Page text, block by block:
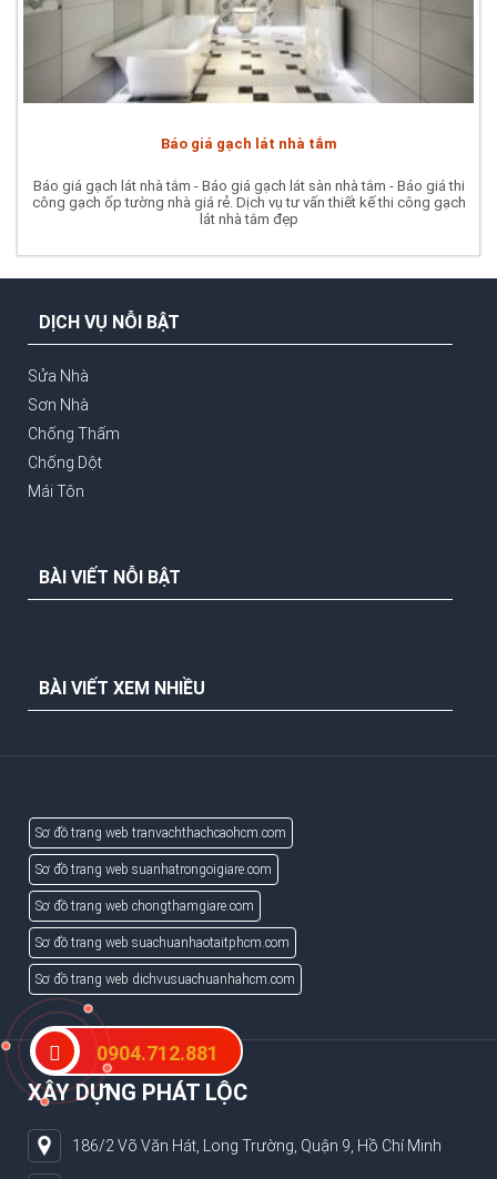
Báo giá gạch lát nhà tắm
Báo giá gạch lát nhà tắm - Báo giá gạch lát sàn nhà tắm - Báo giá thi
công gạch ốp tường nhà giá rẻ. Dịch vụ tư vấn thiết kế thi công gạch
lát nhà tắm đẹp
DỊCH VỤ NỖI BẬT
Sửa Nhà
Sơn Nhà
Chống Thấm
Chống Dột
Mái Tôn
BÀI VIẾT NỖI BẬT
BÀI VIẾT XEM NHIỀU
Sơ đồ trang web tranvachthachcaohcm.com
Sơ đồ trang web suanhatrongoigiare.com
Sơ đồ trang web chongthamgiare.com
Sơ đồ trang web suachuanhaotaitphcm.com
Sơ đồ trang web dichvusuachuanhahcm.com
XÂY DỰNG PHÁT LỘC
186/2 Võ Văn Hát, Long Trường, Quận 9, Hồ Chí Minh
0904.712.881